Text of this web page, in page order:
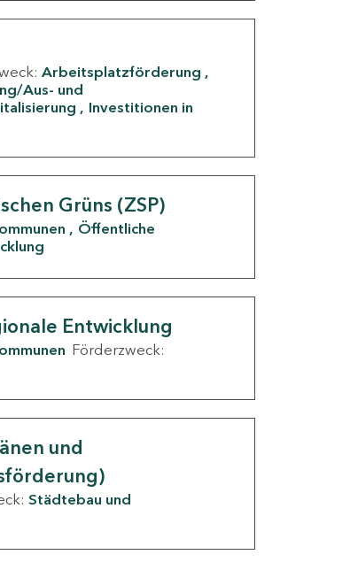
Arbeitsplatzförderung
Aus- und
Investitionen in
Grüns (ZSP)
Öffentliche
Entwicklung
Förderzweck:
und
Städtebau und